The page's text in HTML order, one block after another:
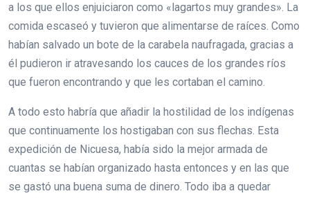
a los que ellos enjuiciaron como «lagartos muy grandes». La
comida escaseó y tuvieron que alimentarse de raíces. Como
habían salvado un bote de la carabela naufragada, gracias a
él pudieron ir atravesando los cauces de los grandes ríos
que fueron encontrando y que les cortaban el camino.
A todo esto habría que añadir la hostilidad de los indígenas
que continuamente los hostigaban con sus flechas. Esta
expedición de Nicuesa, había sido la mejor armada de
cuantas se habían organizado hasta entonces y en las que
se gastó una buena suma de dinero. Todo iba a quedar